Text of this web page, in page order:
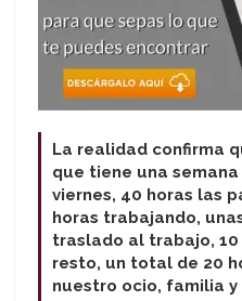
La realidad confirma
que tiene una
viernes, 40 horas las
horas trabajando,
traslado al trabajo,
resto, un total de 20
nuestro ocio, familia y